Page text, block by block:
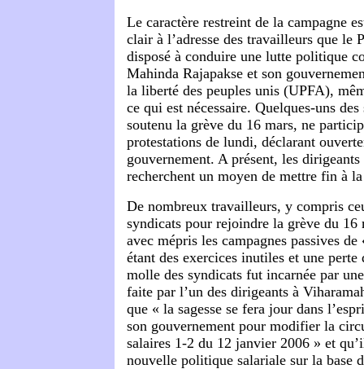
Le caractère restreint de la campagne
clair à l’adresse des travailleurs que le
disposé à conduire une lutte politique
Mahinda Rajapakse et son
la liberté des peuples unis (UPFA),
ce qui est nécessaire. Quelques-uns
soutenu la grève du 16 mars, ne
protestations de lundi, déclarant
gouvernement. A présent, les
recherchent un moyen de mettre fin à
De nombreux travailleurs, y compris
syndicats pour rejoindre la grève du 16
avec mépris les campagnes passives
étant des exercices inutiles et une perte
molle des syndicats fut incarnée par
faite par l’un des dirigeants à
que « la sagesse se fera jour dans
son gouvernement pour modifier la
salaires 1-2 du 12 janvier 2006 » et
nouvelle politique salariale sur la base